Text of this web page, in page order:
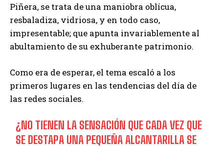
Piñera, se trata de una maniobra oblícua,
resbaladiza, vidriosa, y en todo caso,
impresentable; que apunta invariablemente al
abultamiento de su exhuberante patrimonio.
Como era de esperar, el tema escaló a los
primeros lugares en las tendencias del día de
las redes sociales.
¿NO TIENEN LA SENSACIÓN QUE CADA VEZ QUE
SE DESTAPA UNA PEQUEÑA ALCANTARILLA SE